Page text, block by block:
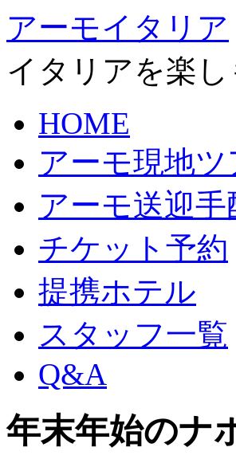
アーモイタリア
イタリアを楽
HOME
アーモ現地ツ
アーモ送迎手
チケット予約
提携ホテル
スタッフ一覧
Q&A
年末年始のナ